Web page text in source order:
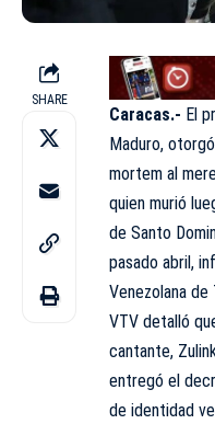
SHARE
Caracas.- El
Maduro,
mortem al
quien murió
de Santo
pasado abril,
Venezolana de
VTV detalló
cantante,
entregó el
de identidad